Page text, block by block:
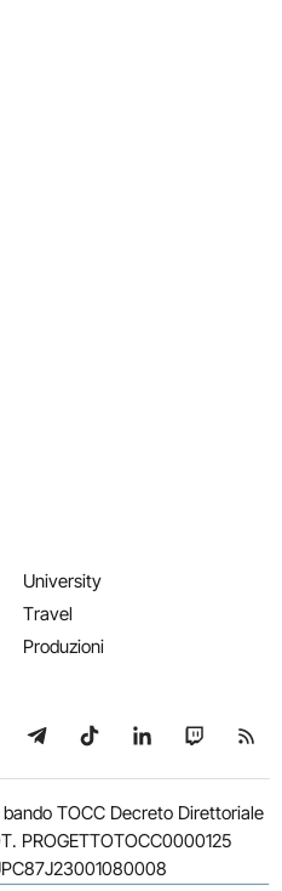
University
Travel
Produzioni
YouTube
su WhatsApp
Seguici su Telegram
Seguici su TikTok
Seguici su
Seguici
TOCC Decreto Direttoriale
PROGETTOTOCC0000125